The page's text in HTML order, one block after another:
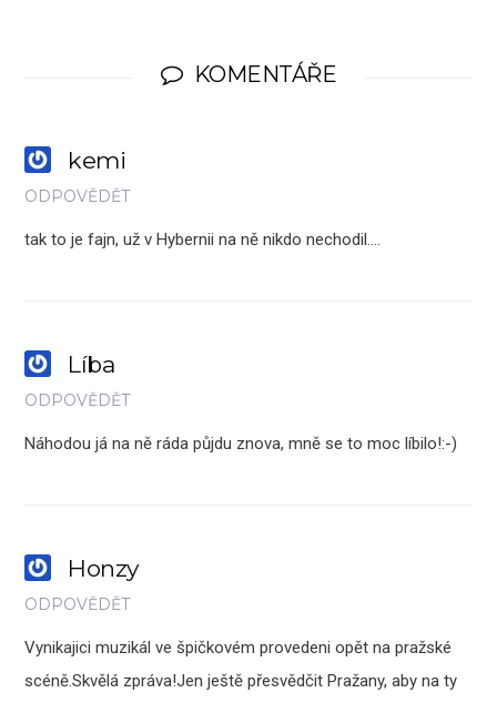
KOMENTÁŘE
kemi
ODPOVĚDĚT
tak to je fajn, už v Hybernii na ně nikdo nechodil….
Líba
ODPOVĚDĚT
Náhodou já na ně ráda půjdu znova, mně se to moc líbilo!:-)
Honzy
ODPOVĚDĚT
Vynikajici muzikál ve špičkovém provedeni opět na pražské
scéně.Skvělá zpráva!Jen ještě přesvědčit Pražany, aby na ty